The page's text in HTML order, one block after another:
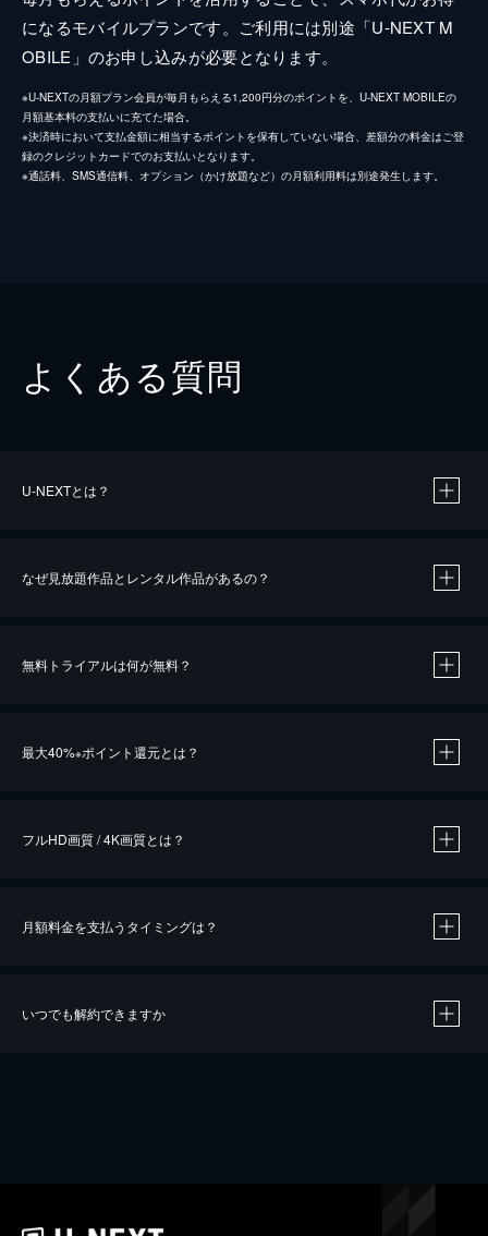
になるモバイルプランです。ご利用には別途「U-NEXT M
OBILE」のお申し込みが必要となります。
※U-NEXTの月額プラン会員が毎月もらえる1,200円分のポイントを、U-NEXT MOBILEの
月額基本料の支払いに充てた場合。
※決済時において支払金額に相当するポイントを保有していない場合、差額分の料金はご登
録のクレジットカードでのお支払いとなります。
※通話料、SMS通信料、オプション（かけ放題など）の月額利用料は別途発生します。
よくある質問
U-NEXTとは？
なぜ見放題作品とレンタル作品があるの？
無料トライアルは何が無料？
最大40%※ポイント還元とは？
※40％ポイント還元の対象は、クレジットカード決済による作品の購入 / レンタルです。
iOSアプリのUコイン決済による作品の購入 / レンタルは、20％のポイント還元です。
フルHD画質 / 4K画質とは？
月額料金を支払うタイミングは？
いつでも解約できますか